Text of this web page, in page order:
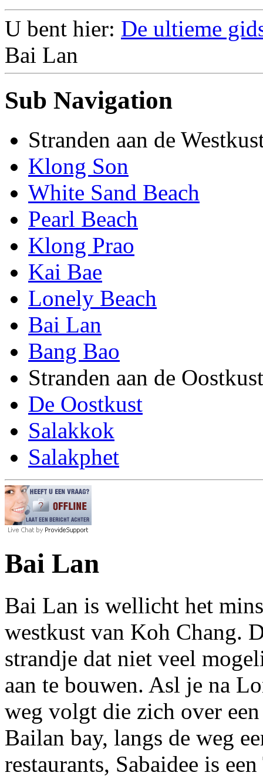
U bent hier: De ultieme
Bai Lan
Sub Navigation
Stranden aan de
Klong Son
White Sand Beach
Pearl Beach
Klong Prao
Kai Bae
Lonely Beach
Bai Lan
Bang Bao
Stranden aan de Oostkust
De Oostkust
Salakkok
Salakphet
Bai Lan
Bai Lan is wellicht het
westkust van Koh Chang.
strandje dat niet veel
aan te bouwen. Asl je na
weg volgt die zich over
Bailan bay, langs de weg
restaurants, Sabaidee is